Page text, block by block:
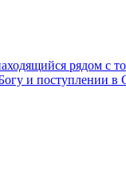
рядом с
и поступлении в